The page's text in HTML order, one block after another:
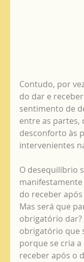
Contudo, por
do dar e
sentimento de
entre as partes,
desconforto às
intervenientes
O desequilíbrio
do receber
Mas será que
obrigatório dar?
obrigatório que
porque se cria
receber após o